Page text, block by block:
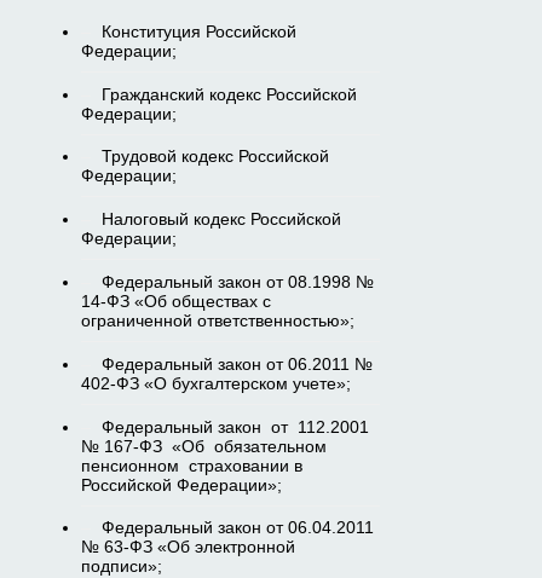
Конституция Российской
Федерации;
Гражданский кодекс Российской
Федерации;
Трудовой кодекс Российской
Федерации;
Налоговый кодекс Российской
Федерации;
Федеральный закон от 08.1998 №
14-ФЗ «Об обществах с
ограниченной ответственностью»;
Федеральный закон от 06.2011 №
402-ФЗ «О бухгалтерском учете»;
Федеральный закон от 112.2001
№ 167-ФЗ «Об обязательном
пенсионном страховании в
Российской Федерации»;
Федеральный закон от 06.04.2011
№ 63-ФЗ «Об электронной
подписи»;